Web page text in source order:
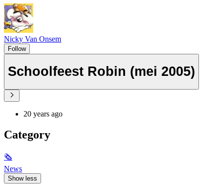
Nicky Van Onsem
Follow
Schoolfeest Robin (mei 2005)
20 years ago
Category
🗞
News
Show less